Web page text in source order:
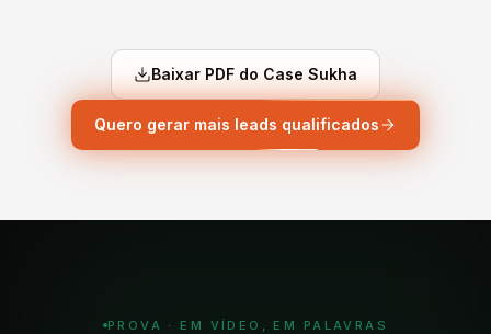
Baixar PDF do Case Sukha
Quero gerar mais leads qualificados
PROVA · EM VÍDEO, EM PALAVRAS